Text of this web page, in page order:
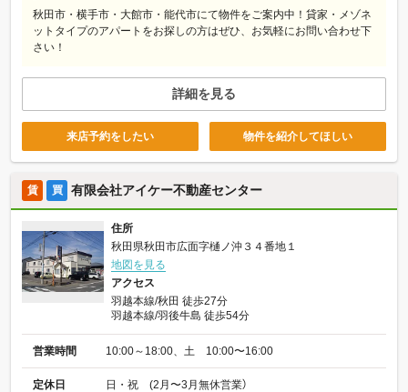
秋田市・横手市・大館市・能代市にて物件をご案内中！貸家・メゾネ
ットタイプのアパートをお探しの方はぜひ、お気軽にお問い合わせ下
さい！
詳細を見る
来店予約をしたい 物件を紹介してほしい
賃 買 有限会社アイケー不動産センター
住所
秋田県秋田市広面字樋ノ沖３４番地１
地図を見る
アクセス
羽越本線/秋田 徒歩27分
羽越本線/羽後牛島 徒歩54分
営業時間 10:00～18:00、土 10:00〜16:00
定休日 日・祝 (2月〜3月無休営業）